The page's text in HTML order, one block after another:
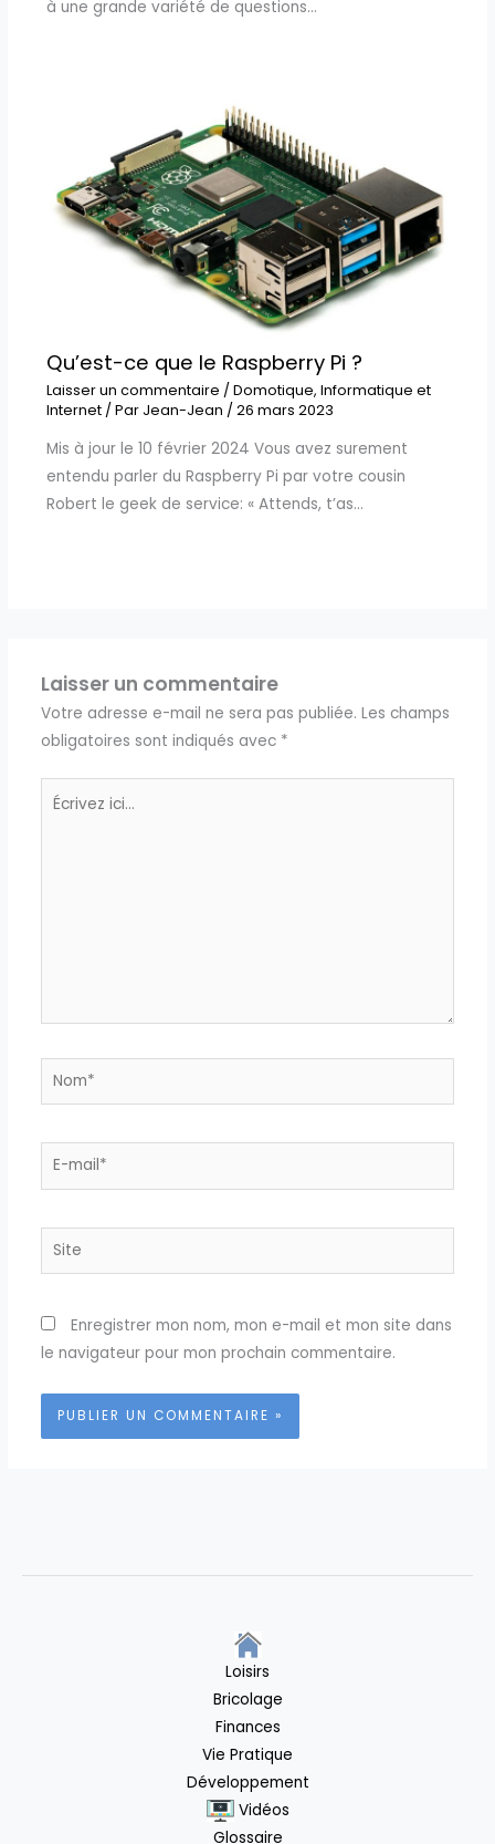
à une grande variété de questions…
Qu’est-ce que le Raspberry Pi ?
Laisser un commentaire / Domotique, Informatique et
Internet/ Par Jean-Jean / 26 mars 2023
Mis à jour le 10 février 2024 Vous avez surement
entendu parler du Raspberry Pi par votre cousin
Robert le geek de service: « Attends, t’as…
Laisser un commentaire
Votre adresse e-mail ne sera pas publiée. Les champs
obligatoires sont indiqués avec *
Écrivez
Nom*
E-
Site
Enregistrer mon nom, mon e-mail et mon site dans
le navigateur pour mon prochain commentaire.
Loisirs
Bricolage
Finances
Vie Pratique
Développement
Vidéos
Glossaire